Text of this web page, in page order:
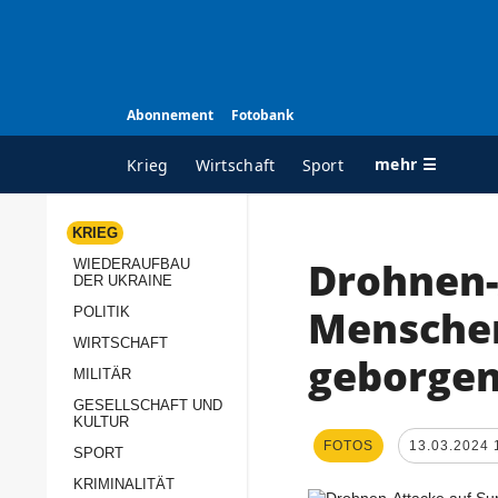
Abonnement Fotobank
Krieg Wirtschaft Sport mehr ☰
ALLE RUBRIKEN
Wiederaufbau der
Politik
Militär
KRIEG
WIEDERAUFBAU
DER UKRAINE
POLITIK
WIRTSCHAFT
MILITÄR
GESELLSCHAFT UND
KULTUR
SPORT
KRIMINALITÄT
FOTOS 13.03.2024